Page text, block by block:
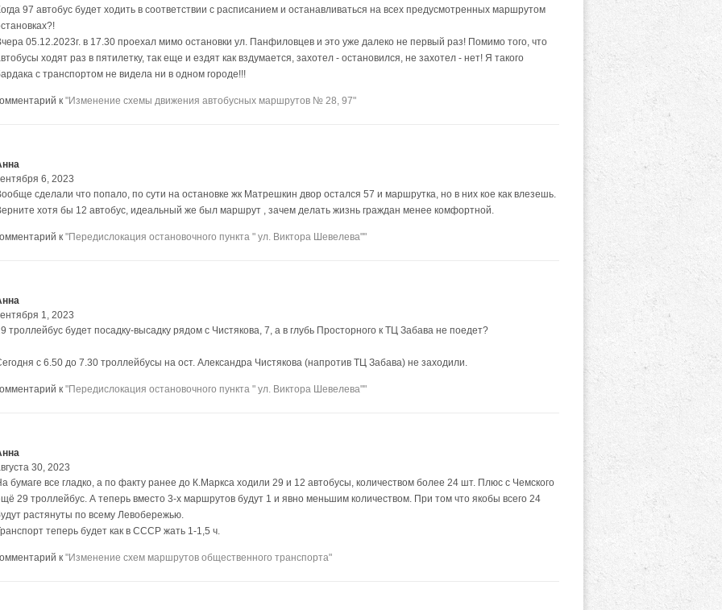
97 автобус будет ходить в соответствии с расписанием и останавливаться на всех предусмотренных маршрутом
05.12.2023г. в 17.30 проехал мимо остановки ул. Панфиловцев и это уже далеко не первый раз! Помимо того, что
ходят раз в пятилетку, так еще и ездят как вздумается, захотел - остановился, не захотел - нет! Я такого
с транспортом не видела ни в одном городе!!!
к "Изменение схемы движения автобусных маршрутов № 28, 97"
6, 2023
сделали что попало, по сути на остановке жк Матрешкин двор остался 57 и маршрутка, но в них кое как влезешь.
хотя бы 12 автобус, идеальный же был маршрут , зачем делать жизнь граждан менее комфортной.
к "Передислокация остановочного пункта " ул. Виктора Шевелева""
1, 2023
троллейбус будет посадку-высадку рядом с Чистякова, 7, а в глубь Просторного к ТЦ Забава не поедет?
с 6.50 до 7.30 троллейбусы на ост. Александра Чистякова (напротив ТЦ Забава) не заходили.
к "Передислокация остановочного пункта " ул. Виктора Шевелева""
30, 2023
бумаге все гладко, а по факту ранее до К.Маркса ходили 29 и 12 автобусы, количеством более 24 шт. Плюс с Чемского
29 троллейбус. А теперь вместо 3-х маршрутов будут 1 и явно меньшим количеством. При том что якобы всего 24
растянуты по всему Левобережью.
теперь будет как в СССР жать 1-1,5 ч.
к "Изменение схем маршрутов общественного транспорта"